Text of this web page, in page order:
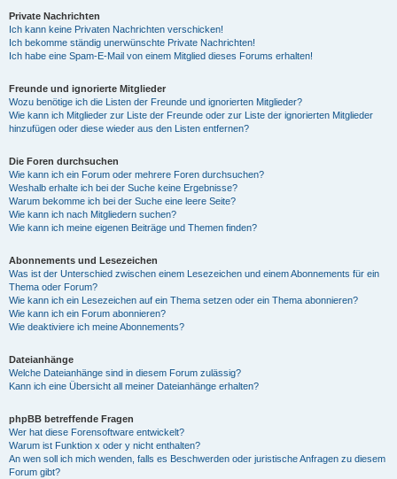
Private Nachrichten
Ich kann keine Privaten Nachrichten verschicken!
Ich bekomme ständig unerwünschte Private Nachrichten!
Ich habe eine Spam-E-Mail von einem Mitglied dieses Forums erhalten!
Freunde und ignorierte Mitglieder
Wozu benötige ich die Listen der Freunde und ignorierten Mitglieder?
Wie kann ich Mitglieder zur Liste der Freunde oder zur Liste der ignorierten Mitglieder
hinzufügen oder diese wieder aus den Listen entfernen?
Die Foren durchsuchen
Wie kann ich ein Forum oder mehrere Foren durchsuchen?
Weshalb erhalte ich bei der Suche keine Ergebnisse?
Warum bekomme ich bei der Suche eine leere Seite?
Wie kann ich nach Mitgliedern suchen?
Wie kann ich meine eigenen Beiträge und Themen finden?
Abonnements und Lesezeichen
Was ist der Unterschied zwischen einem Lesezeichen und einem Abonnements für ein
Thema oder Forum?
Wie kann ich ein Lesezeichen auf ein Thema setzen oder ein Thema abonnieren?
Wie kann ich ein Forum abonnieren?
Wie deaktiviere ich meine Abonnements?
Dateianhänge
Welche Dateianhänge sind in diesem Forum zulässig?
Kann ich eine Übersicht all meiner Dateianhänge erhalten?
phpBB betreffende Fragen
Wer hat diese Forensoftware entwickelt?
Warum ist Funktion x oder y nicht enthalten?
An wen soll ich mich wenden, falls es Beschwerden oder juristische Anfragen zu diesem
Forum gibt?